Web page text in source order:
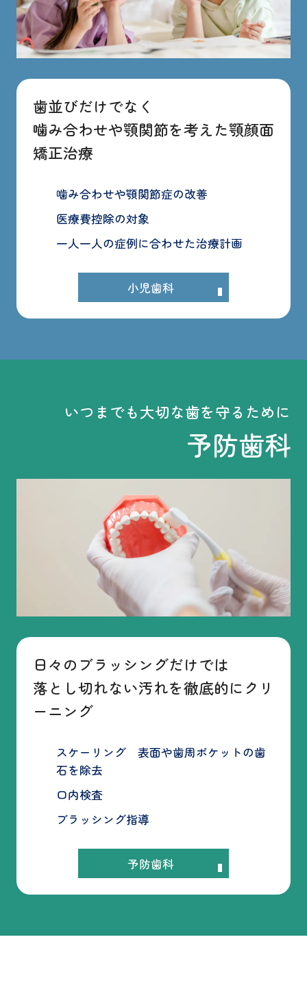
歯並びだけでなく
噛み合わせや顎関節を考えた顎顔面
矯正治療
噛み合わせや顎関節症の改善
医療費控除の対象
一人一人の症例に合わせた治療計画
小児歯科
いつまでも大切な歯を守るために
予防歯科
日々のブラッシングだけでは
落とし切れない汚れを徹底的にクリ
ーニング
スケーリング 表面や歯周ポケットの歯
石を除去
口内検査
ブラッシング指導
予防歯科